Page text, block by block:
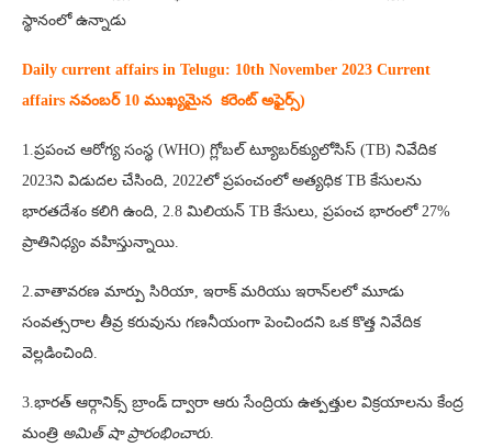
స్థానంలో ఉన్నాడు
Daily current affairs in Telugu: 10th November 2023 Current
affairs నవంబర్ 10 ముఖ్యమైన కరెంట్ అఫైర్స్‌)
1.ప్రపంచ ఆరోగ్య సంస్థ (WHO) గ్లోబల్ ట్యూబర్‌క్యులోసిస్ (TB) నివేదిక
2023ని విడుదల చేసింది, 2022లో ప్రపంచంలో అత్యధిక TB కేసులను
భారతదేశం కలిగి ఉంది, 2.8 మిలియన్ TB కేసులు, ప్రపంచ భారంలో 27%
ప్రాతినిధ్యం వహిస్తున్నాయి.
2.వాతావరణ మార్పు సిరియా, ఇరాక్ మరియు ఇరాన్‌లలో మూడు
సంవత్సరాల తీవ్ర కరువును గణనీయంగా పెంచిందని ఒక కొత్త నివేదిక
వెల్లడించింది.
3.భారత్‌ ఆర్గానిక్స్ బ్రాండ్‌ ద్వారా ఆరు సేంద్రియ ఉత్పత్తుల విక్రయాలను కేంద్ర
మంత్రి అమిత్‌ షా ప్రారంభించారు.